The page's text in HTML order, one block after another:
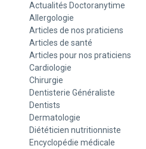
Actualités Doctoranytime
Allergologie
Articles de nos praticiens
Articles de santé
Articles pour nos praticiens
Cardiologie
Chirurgie
Dentisterie Généraliste
Dentists
Dermatologie
Diététicien nutritionniste
Encyclopédie médicale